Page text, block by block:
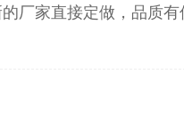
厂家直接定做，品质有